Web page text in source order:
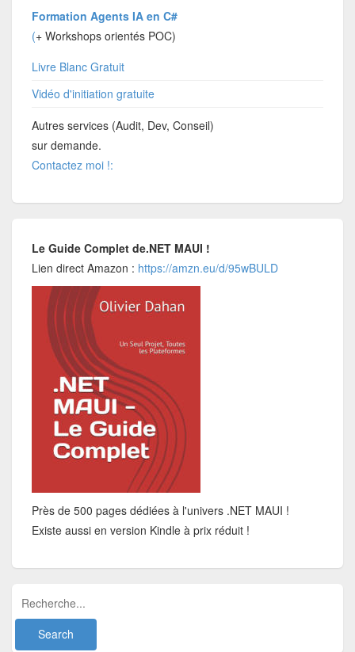
Formation Agents IA en C#
(+ Workshops orientés POC)
Livre Blanc Gratuit
Vidéo d'initiation gratuite
Autres services (Audit, Dev, Conseil)
sur demande.
Contactez moi !:
Le Guide Complet de.NET MAUI !
Lien direct Amazon : https://amzn.eu/d/95wBULD
Près de 500 pages dédiées à l'univers .NET MAUI !
Existe aussi en version Kindle à prix réduit !